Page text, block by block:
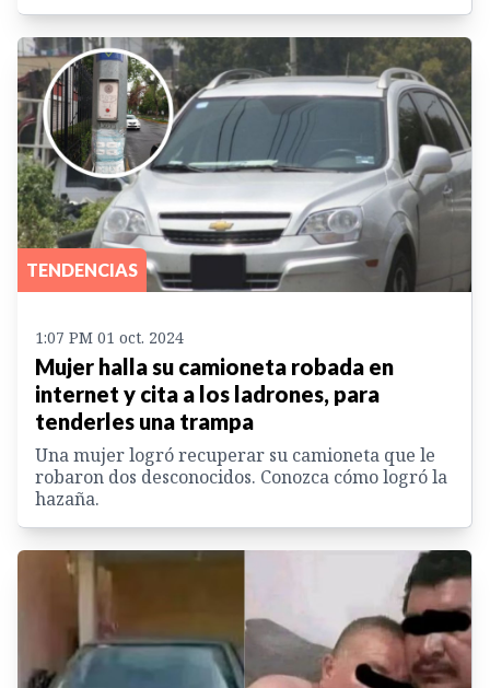
TENDENCIAS
1:07 PM 01 oct. 2024
Mujer halla su camioneta robada en
internet y cita a los ladrones, para
tenderles una trampa
Una mujer logró recuperar su camioneta que le
robaron dos desconocidos. Conozca cómo logró la
hazaña.